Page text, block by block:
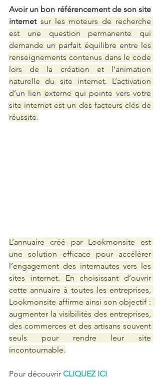
Avoir un bon référencement de son site
internet sur les moteurs de recherche
est une question permanente qui
demande un parfait équilibre entre les
renseignements contenus dans le code
lors de la création et l’animation
naturelle du site internet. L’activation
d’un lien externe qui pointe vers votre
site internet est un des facteurs clés de
réussite.
L’annuaire créé par Lookmonsite est
une solution efficace pour accélérer
l’engagement des internautes vers les
sites internet. En choisissant d’ouvrir
cette annuaire à toutes les entreprises,
Lookmonsite affirme ainsi son objectif :
augmenter la visibilités des entreprises,
des commerces et des artisans souvent
seuls pour rendre leur site
incontournable.
Pour découvrir CLIQUEZ ICI